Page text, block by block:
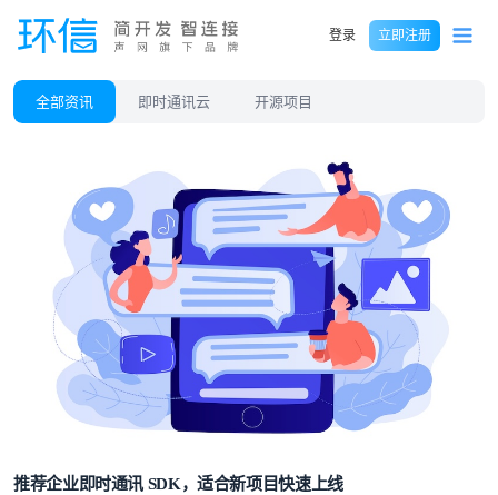
登录 立即注册
全部资讯 即时通讯云 开源项目
推荐企业即时通讯 SDK，适合新项目快速上线